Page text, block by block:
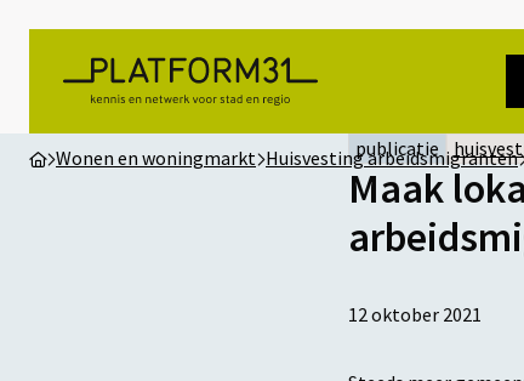
Wonen en woningmarkt Huisvesting arbeidsmigranten
publicatie
Maak
12 oktober 2021